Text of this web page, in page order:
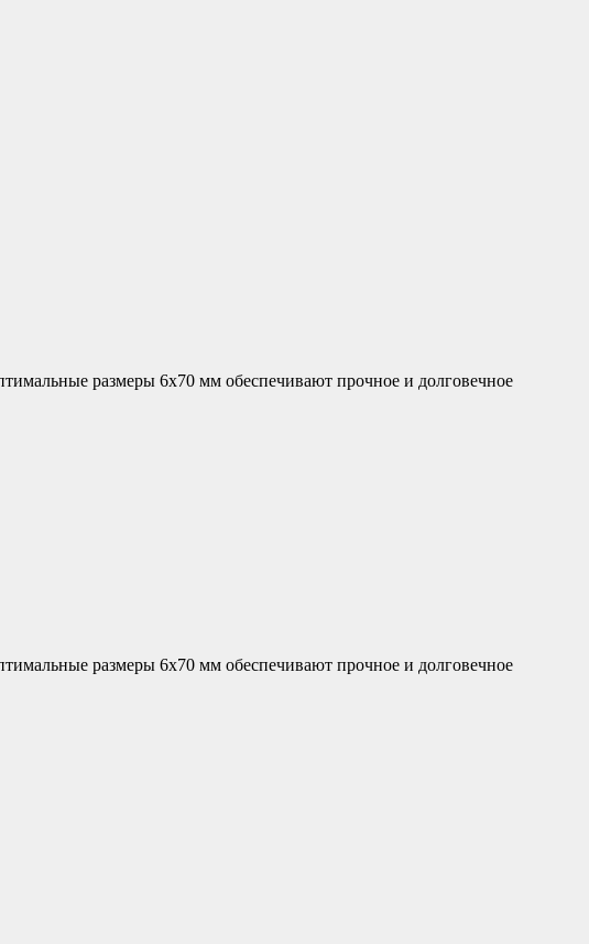
размеры 6х70 мм обеспечивают прочное и долговечное
размеры 6х70 мм обеспечивают прочное и долговечное